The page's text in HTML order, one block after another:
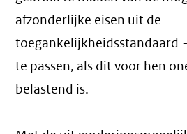
afzonderlijke eisen uit de
toegankelijkheidsstandaard
te passen, als dit voor hen
belastend is.